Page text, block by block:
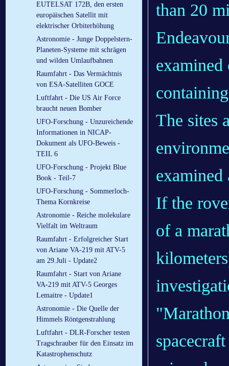
EUTELSAT 172B, den ersten
europäischen Satellit mit
elektrischer Orbiterhöhung
Astronomie - Junge Doppelstern-
Planeten-Systeme mit schrägen
und wilden Umlaufbahnen
Raumfahrt - Das Vermächtnis
von ESA-Satelliten GOCE
Luftfahrt - Die US Air Force
braucht neuen Bomber
UFO-Forschung - Unzureichende
Informationen in NICAP-
Dokument als UFO-Beweis -
TEIL 6
UFO-Forschung - Projekt Blue
Book - Teil-7
UFO-Forschung - Sommerloch-
Thema Kornkreise
Astronomie - Reiche molekulare
Vielfalt im Weltraum
Raumfahrt - Erfolgreicher Start
von Ariane VA-219 mit ATV-5
am 29.Juli - Update2
Raumfahrt - Start von Ariane
VA-219 mit ATV-5 Georges
Lemaitre - Update1
Astronomie - Die Quelle der
Himmels Röntgenstrahlung
Luftfahrt - DLR-Forscher testen
Tragschrauber für den Einsatz im
Katastrophenschutz
than 20
examined
The sites
examined
If the
of a